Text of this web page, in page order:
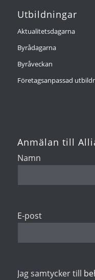
Utbildningar
Aktualitetsdagarna
Byrådagarna
Byråveckan
Företagsanpassad
Anmälan till
Namn
E-post
Jag samtycker till